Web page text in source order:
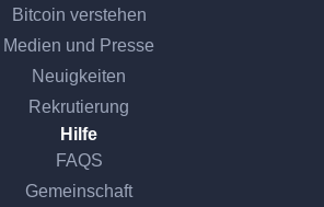
Bitcoin verstehen
Medien und Presse
Neuigkeiten
Rekrutierung
Hilfe
FAQS
Gemeinschaft